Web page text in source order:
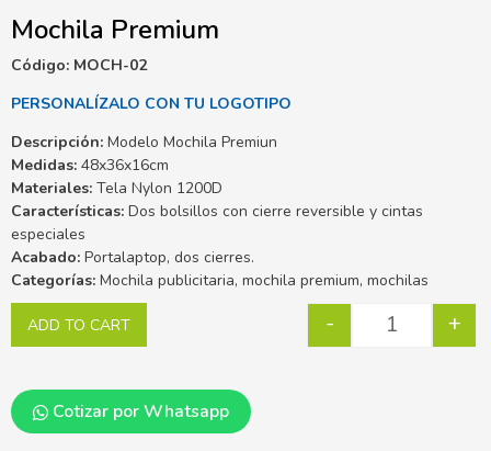
Mochila Premium
Código: MOCH-02
PERSONALÍZALO CON TU LOGOTIPO
Descripción: Modelo Mochila Premiun
Medidas: 48x36x16cm
Materiales: Tela Nylon 1200D
Características: Dos bolsillos con cierre reversible y cintas
especiales
Acabado: Portalaptop, dos cierres.
Categorías: Mochila publicitaria, mochila premium, mochilas
- +
ADD TO CART
Cotizar por Whatsapp